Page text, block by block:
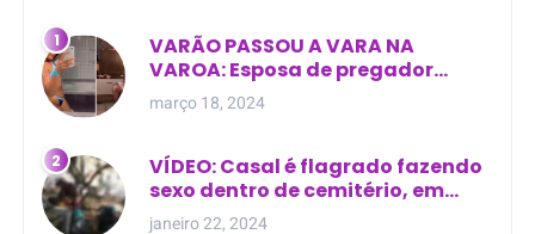
VARÃO PASSOU A VARA NA
VAROA: Esposa de pregador
evangélico descobre
relacionamento extra-conjugal
março 18, 2024
VÍDEO: Casal é flagrado fazendo
sexo dentro de cemitério, em
cima de túmulo no Maranhão
janeiro 22, 2024